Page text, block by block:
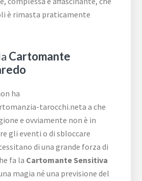
è rimasta praticamente
Cartomante
ha
tarocchi.neta a che
e ovviamente non è in
gli eventi o di sbloccare
di una grande forza di
fa la Cartomante Sensitiva
magia né una previsione del